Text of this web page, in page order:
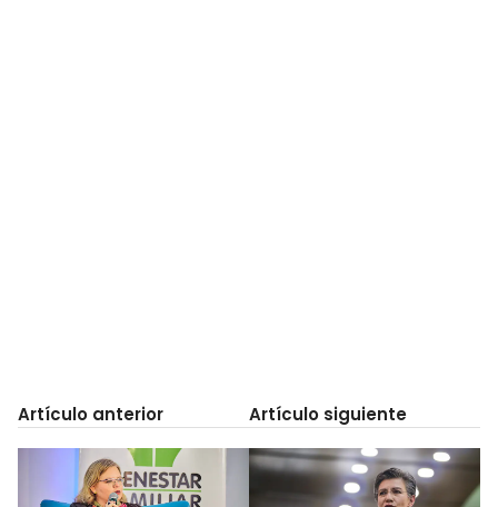
Artículo anterior Artículo siguiente